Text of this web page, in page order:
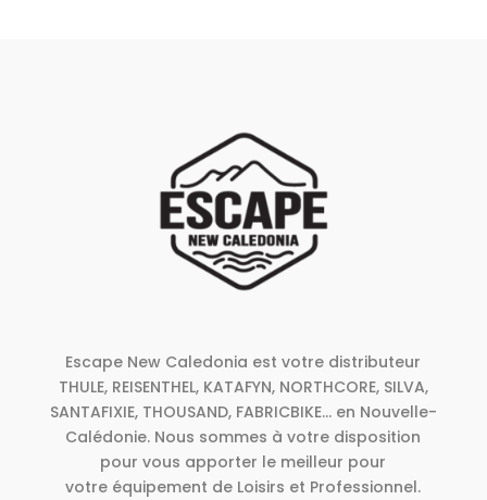
Escape New Caledonia est votre distributeur
THULE, REISENTHEL, KATAFYN, NORTHCORE, SILVA,
SANTAFIXIE, THOUSAND, FABRICBIKE... en Nouvelle-
Calédonie. Nous sommes à votre disposition
pour vous apporter le meilleur pour
votre équipement de Loisirs et Professionnel.